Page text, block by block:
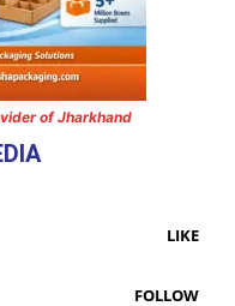
of Jharkhand
LIKE
FOLLOW